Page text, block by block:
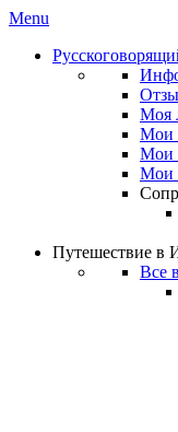
Menu
Моя
Мои
Мои
Мои
Путешествие в
Все